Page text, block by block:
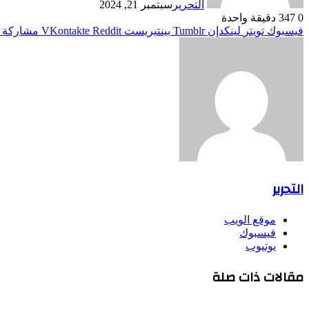
التحرير سبتمبر 21, 2024
0
دقيقة واحدة
فيسبوك تويتر لينكدإن بينتيريست مشاركة
التحرير
موقع الويب
فيسبوك
يوتيوب
مقالات ذات صلة